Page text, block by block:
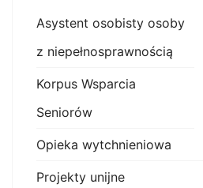
Asystent osobisty osoby
z niepełnosprawnością
Korpus Wsparcia
Seniorów
Opieka wytchnieniowa
Projekty unijne